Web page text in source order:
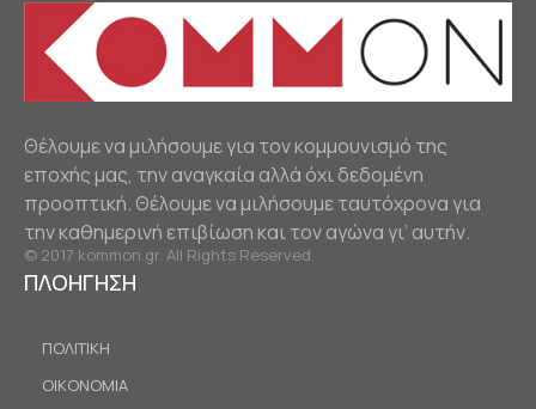
Θέλουμε να μιλήσουμε για τον κομμουνισμό της
εποχής μας, την αναγκαία αλλά όχι δεδομένη
προοπτική. Θέλουμε να μιλήσουμε ταυτόχρονα για
την καθημερινή επιβίωση και τον αγώνα γι’ αυτήν.
© 2017 kommon.gr. All Rights Reserved.
ΠΛΟΗΓΗΣΗ
ΠΟΛΙΤΙΚΗ
ΟΙΚΟΝΟΜΙΑ